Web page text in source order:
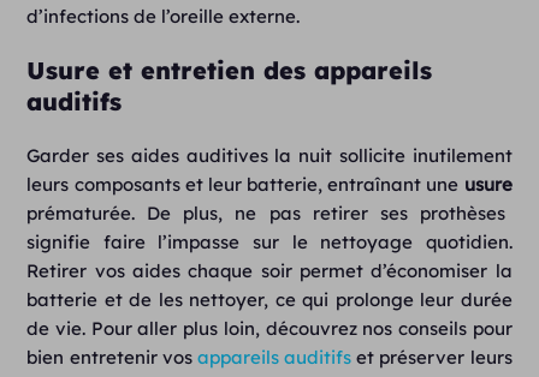
d’infections de l’oreille externe.
Usure et entretien des appareils
auditifs
Garder ses aides auditives la nuit sollicite inutilement
leurs composants et leur batterie, entraînant une usure
prématurée. De plus, ne pas retirer ses prothèses
signifie faire l’impasse sur le nettoyage quotidien.
Retirer vos aides chaque soir permet d’économiser la
batterie et de les nettoyer, ce qui prolonge leur durée
de vie. Pour aller plus loin, découvrez nos conseils pour
bien entretenir vos appareils auditifs et préserver leurs